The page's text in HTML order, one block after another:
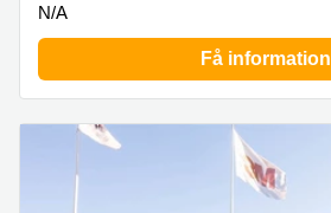
N/A
Få information